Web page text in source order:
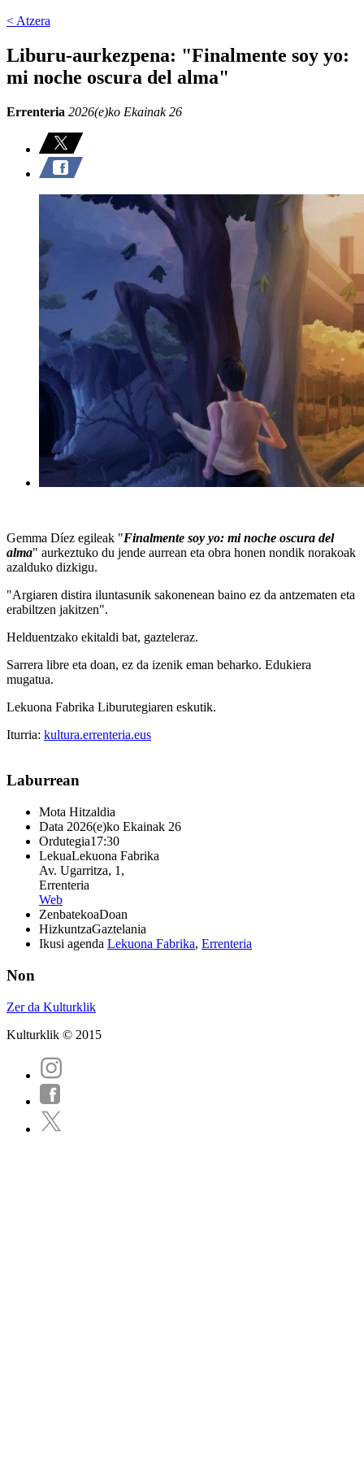
< Atzera
Liburu-aurkezpena: "Finalmente soy yo:
mi noche oscura del alma"
Errenteria 2026(e)ko Ekainak 26
Gemma Díez egileak "Finalmente soy yo: mi noche oscura del
alma" aurkeztuko du jende aurrean eta obra honen nondik norakoak
azalduko dizkigu.
"Argiaren distira iluntasunik sakonenean baino ez da antzematen eta
erabiltzen jakitzen".
Helduentzako ekitaldi bat, gazteleraz.
Sarrera libre eta doan, ez da izenik eman beharko. Edukiera
mugatua.
Lekuona Fabrika Liburutegiaren eskutik.
Iturria: kultura.errenteria.eus
Laburrean
Mota Hitzaldia
Data 2026(e)ko Ekainak 26
Ordutegia17:30
LekuaLekuona Fabrika
Av. Ugarritza, 1,
Errenteria
Web
ZenbatekoaDoan
HizkuntzaGaztelania
Ikusi agenda Lekuona Fabrika, Errenteria
Non
Zer da Kulturklik
Kulturklik © 2015